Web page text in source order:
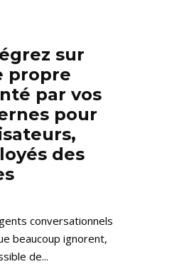
sur
propre
par vos
pour
des
conversationnels
beaucoup ignorent,
de...